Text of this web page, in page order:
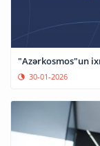
"Azərkosmos"un
30-01-2026